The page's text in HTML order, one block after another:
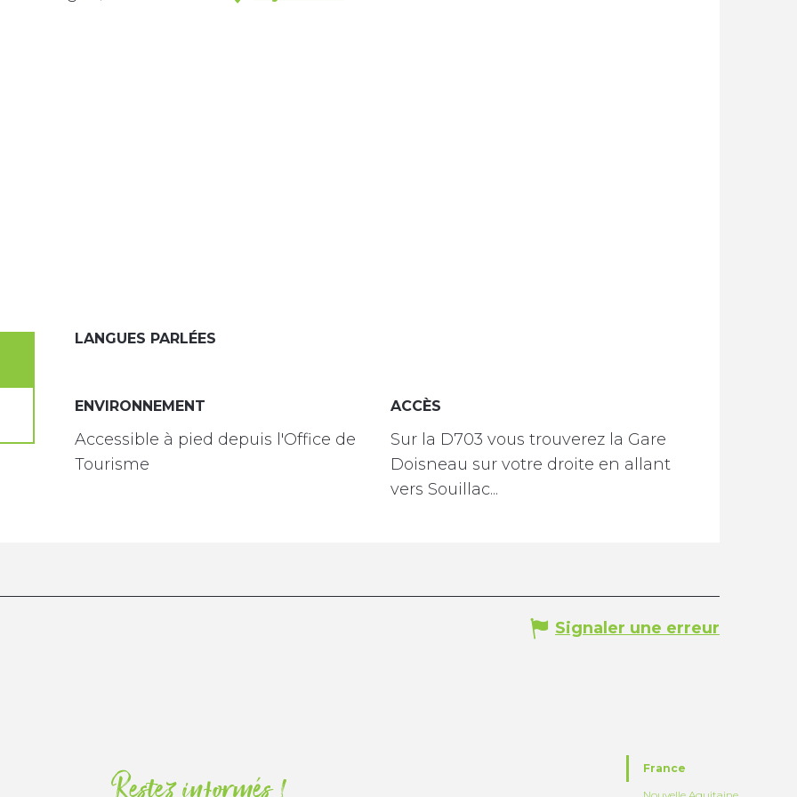
LANGUES PARLÉES
LANGUES PARLÉES
ENVIRONNEMENT
ENVIRONNEMENT
Accessible à pied depuis l'Office de
Tourisme
ACCÈS
ACCÈS
Sur la D703 vous trouverez la Gare
Doisneau sur votre droite en allant
vers Souillac...
Signaler une erreur
France